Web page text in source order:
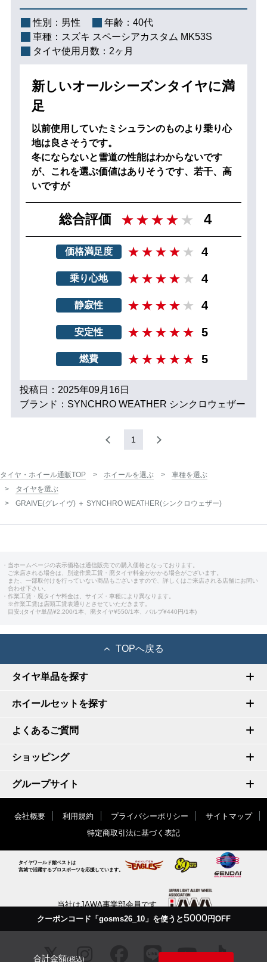
性別： 男性 年齢： 40代
車種： スズキ スペーシアカスタム MK53S
タイヤ使用月数： 2ヶ月
新しいオールシーズンタイヤに満
足
以前使用していたミシュランのものより乗り心
地は良さそうです。
冬にならないと雪道の性能はわからないです
が、これを選ぶ価値はありそうです、若干、高
いですが
総合評価 4
価格満足度 4
乗り心地 4
静寂性 4
安定性 5
燃費 5
投稿日：2025年09月16日
ブランド：SYNCHRO WEATHER シンクロウェザー
1
クーポンコード「gosms26_10」を使うと5000円OFF
合計金額(税込)
タイヤ・ホイール通販TOP ホイールを選ぶ
車種を選ぶ
タイヤを選ぶ
GRAIVE(グレイヴ) ＋ SYNCHRO WEATHER(シンクロウェザー)
・当ホームページの表示価格は通信販売での購入価格となっております。
ご来店される場合は、別途作業工賃・廃タイヤ料金がかかる場合がございます。
また、一部取付けを行っていない商品もございますので、詳しくはご来店される店舗にお問い
合わせ下さい。
・作業工賃・廃タイヤ料金は、サイズ・車種により異なります。
※作業工賃は店頭工賃表通りとさせていただきます。
目安:(タイヤ単品¥2,200/1本、廃タイヤ¥550/1本、バルブ¥440円/1本)
TOPへ戻る
タイヤ単品を探す
ホイールセットを探す
よくあるご質問
ショッピング
グループサイト
会社概要 利用規約 プライバシーポリシー
サイトマップ
特定商取引法に基づく表記
タイヤワールド館ベストは
宮城で活躍するプロスポーツを応援しています。
当社はJAWA事業部会員です